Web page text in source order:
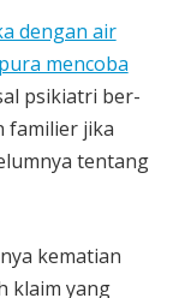
dengan air
mencoba
psikiatri ber-
familier jika
tentang
kematian
klaim yang